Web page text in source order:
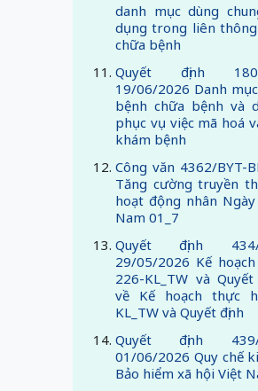
danh mục dùng
dụng trong liên
chữa bệnh
Quyết định
19/06/2026 Danh
bệnh chữa bệnh và
phục vụ việc mã hoá
khám bệnh
Công văn 4362/BYT-
Tăng cường truyền
hoạt động nhân
Nam 01_7
Quyết định 434/
29/05/2026 Kế
226-KL_TW và
về Kế hoạch thực
KL_TW và Quyết định
Quyết định 439/
01/06/2026 Quy chế
Bảo hiểm xã hội Việt